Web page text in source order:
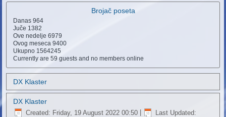
Brojač poseta
Danas964
Juče 1382
Ove nedelje6979
Ovog meseca9400
Ukupno 1564245
Currently are 59 guests and no members online
DX Klaster
DX Klaster
Created: Friday, 19 August 2022 00:50
Last Updated: